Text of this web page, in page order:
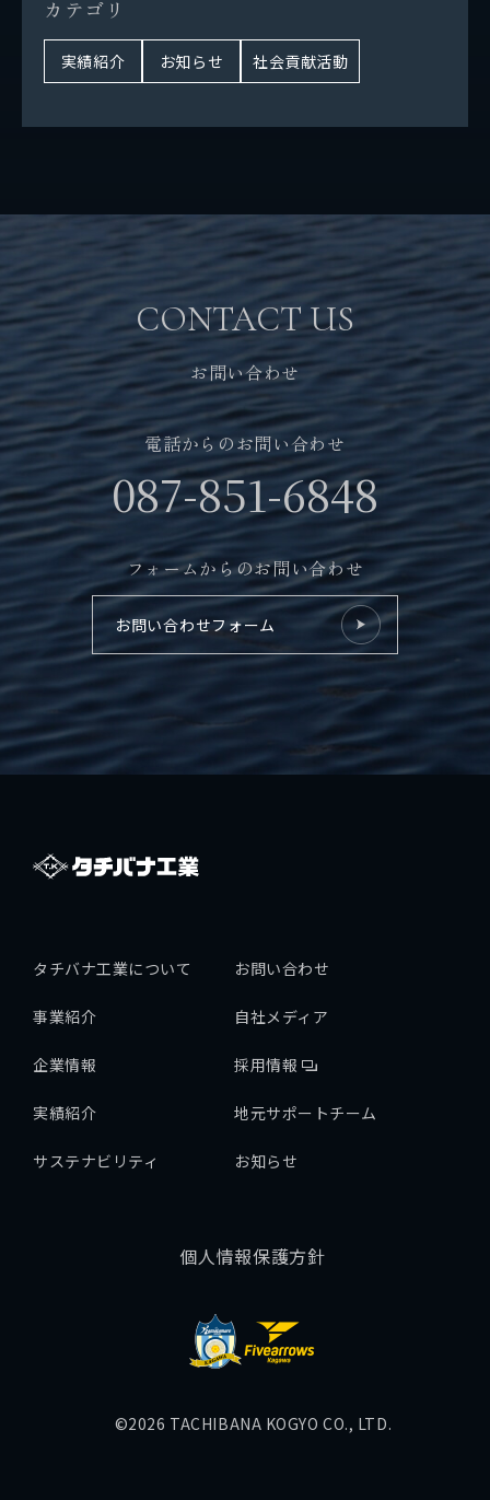
SDGsの取り組み
採用情報
地元サポートチーム
お知らせ
拓海ペーパークラフト
個人情報保護方針
採用情報
カ テゴ リ
実績紹介 お知らせ 社会貢献活動
CONTACT US
お問い合わせ
電話からのお問い合わせ
087-851-6848
フォームからのお問い合わせ
お問い合わせフォーム
個人情報保護方針
タチバナ工業について
事業紹介
企業情報
実績紹介
サステナビリティ
お問い合わせ
自社メディア
採用情報
地元サポートチーム
お知らせ
©2026 TACHIBANA KOGYO CO., LTD.